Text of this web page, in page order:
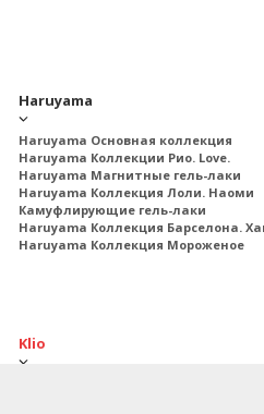
Haruyama
Haruyama Основная коллекция
Haruyama Коллекции Рио. Love.
Haruyama Магнитные гель-лаки
Haruyama Коллекция Лоли. Наоми
Камуфлирующие гель-лаки
Haruyama Коллекция Барселона.
Haruyama Коллекция Мороженое
Klio